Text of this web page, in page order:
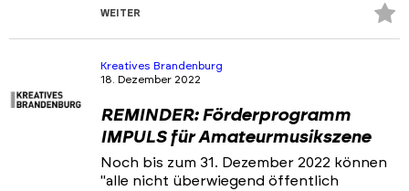
WEITER
Kreatives Brandenburg
18. Dezember 2022
REMINDER: Förderprogramm
IMPULS für Amateurmusikszene
Noch bis zum 31. Dezember 2022 können
"alle nicht überwiegend öffentlich